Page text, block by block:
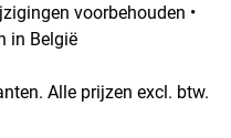
voorbehouden •
in België
Alle prijzen excl. btw.